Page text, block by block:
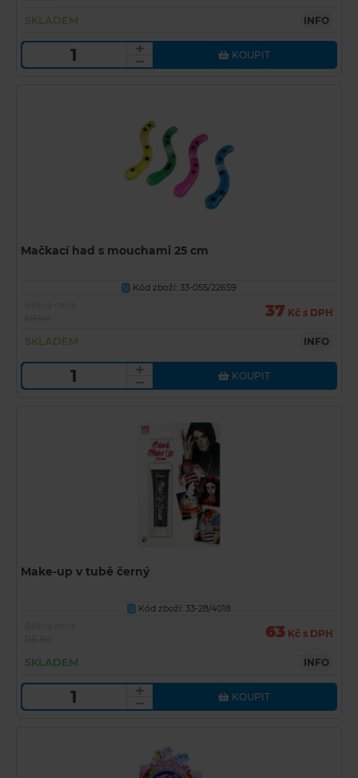
SKLADEM INFO
KOUPIT
Mačkací had s mouchami 25 cm
U
Kód zboží: 33-055/22659
37 Kč s DPH
SKLADEM INFO
KOUPIT
Make-up v tubě černý
U
Kód zboží: 33-28/4018
63 Kč s DPH
SKLADEM INFO
KOUPIT